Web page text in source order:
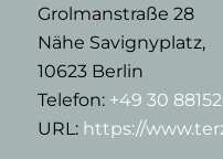
Grolmanstraße 28
Nähe Savignyplatz,
10623Berlin
Telefon: +49 30
URL: https://